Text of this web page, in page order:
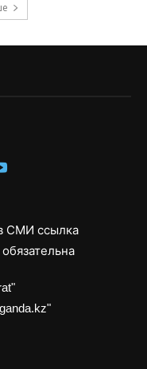
СМИ ссылка
обязательна